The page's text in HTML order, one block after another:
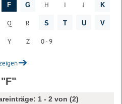
F G H I J K
Q R S T U V
Y Z 0 - 9
1 - 2 von (2)